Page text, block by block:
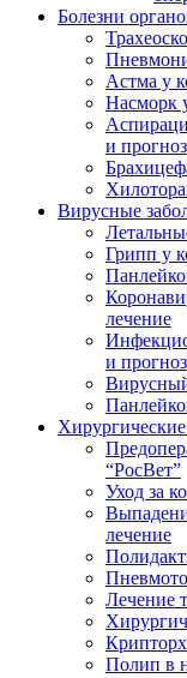
Болезни
Астма у
Насморк
и прогноз
Вирусные
Грипп у
лечение
и прогноз
“РосВет”
Уход за
лечение
Лечение
Полип в